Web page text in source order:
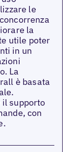
le
la
utile poter
in un
La
è basata
supporto
con